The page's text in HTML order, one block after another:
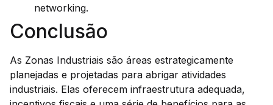
networking.
Conclusão
As Zonas Industriais são áreas estrategicamente
planejadas e projetadas para abrigar atividades
industriais. Elas oferecem infraestrutura adequada,